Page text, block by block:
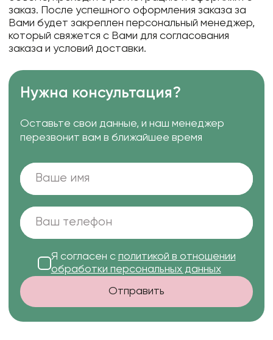
заказ. После успешного оформления заказа за
Вами будет закреплен персональный менеджер,
который свяжется с Вами для согласования
заказа и условий доставки.
Нужна консультация?
Оставьте свои данные, и наш менеджер
перезвонит вам в ближайшее время
Я согласен с политикой в отношении
обработки персональных данных
Отправить